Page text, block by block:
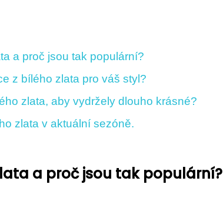
a proč jsou tak populární?
z bílého zlata pro váš styl?
zlata, aby vydržely dlouho krásné?
zlata v aktuální sezóně.
a proč jsou tak populární?